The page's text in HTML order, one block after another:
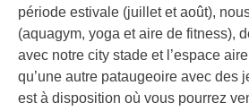
période estivale (juillet et août),
(aquagym, yoga et aire de fitness),
avec notre city stade et l’espace
qu’une autre pataugeoire avec des
est à disposition où vous pourrez